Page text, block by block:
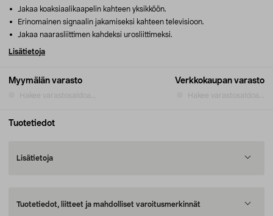
Myymälän varasto
Hakee varastosaldoa...
Verkkokaupan varasto
Hakee varastosaldoa...
Jakaa koaksiaalikaapelin kahteen yksikköön.
Erinomainen signaalin jakamiseksi kahteen televisioon.
Jakaa naarasliittimen kahdeksi urosliittimeksi.
Lisätietoja
Tuotetiedot
Lisätietoja
Tuotetiedot, liitteet ja mahdolliset varoitusmerkinnät